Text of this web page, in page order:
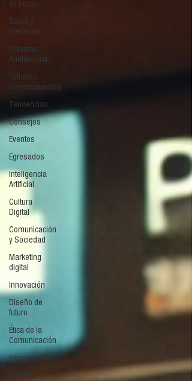
All Posts
Salud y
Bienestar
Industria
Audiovisual
Estudios
Generacionales
Tendencias
Consejos
Eventos
Egresados
Inteligencia
Artificial
Cultura
Digital
Comunicación
y Sociedad
Marketing
digital
Innovación
Diseño de
futuro
Ética de la
Comunicación
Investigación
H&NhCL